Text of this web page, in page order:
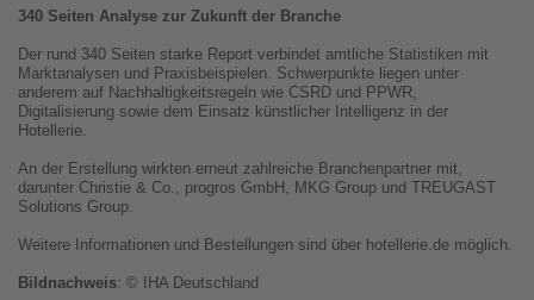
340 Seiten Analyse zur Zukunft der Branche
Der rund 340 Seiten starke Report verbindet amtliche Statistiken mit
Marktanalysen und Praxisbeispielen. Schwerpunkte liegen unter
anderem auf Nachhaltigkeitsregeln wie CSRD und PPWR,
Digitalisierung sowie dem Einsatz künstlicher Intelligenz in der
Hotellerie.
An der Erstellung wirkten erneut zahlreiche Branchenpartner mit,
darunter Christie & Co., progros GmbH, MKG Group und TREUGAST
Solutions Group.
Weitere Informationen und Bestellungen sind über hotellerie.de möglich.
Bildnachweis: © IHA Deutschland